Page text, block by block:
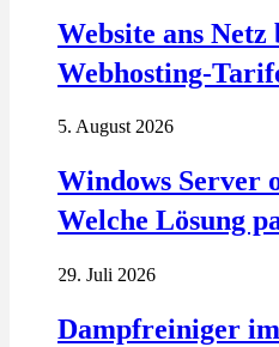
Website ans Netz
Webhosting-
5. August 2026
Windows Server
Welche Lösung
29. Juli 2026
Dampfreiniger